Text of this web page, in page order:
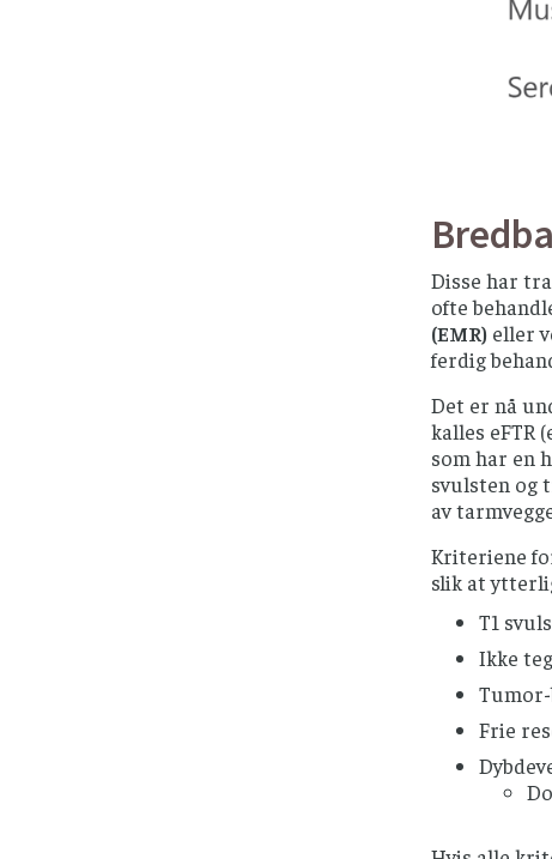
Disse har
ofte
(EMR) eller
ferdig
Det er nå
kalles eFTR
som har en
svulsten og
av
Kriteriene
slik at
T1
Ikke
Frie